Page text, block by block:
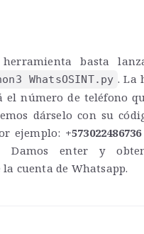
basta
WhatsOSINT.py . La
el número de teléfono
dárselo con su
ejemplo: +573022486736
Damos enter y
cuenta de Whatsapp.